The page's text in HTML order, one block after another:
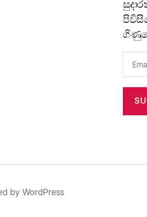
by WordPress